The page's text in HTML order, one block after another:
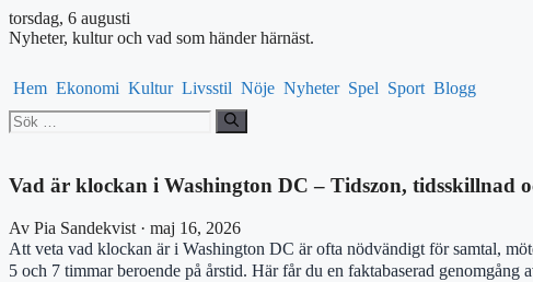
torsdag, 6 augusti
Nyheter, kultur och vad som händer härnäst.
Hem Ekonomi Kultur Livsstil Nöje Nyheter Spel Sport Blogg
Sök
efter:
Vad är klockan i Washington DC – Tidszon, tidsskillnad
Av Pia Sandekvist · maj 16, 2026
Att veta vad klockan är i Washington DC är ofta nödvändigt för samtal,
5 och 7 timmar beroende på årstid. Här får du en faktabaserad